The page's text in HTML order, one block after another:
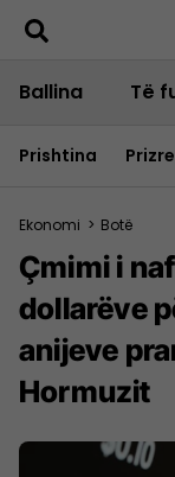
Ballina Të
Prishtina
Ekonomi > Botë
Çmimi i
dollarëve
anijeve
Hormuzit